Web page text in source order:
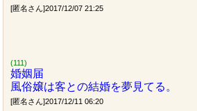
[匿名さん]2017/12/07 21:25
(111)
婚姻届
風俗嬢は客との結婚を夢見てる。
[匿名さん]2017/12/11 06:20